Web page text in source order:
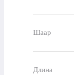
Шаар
Длина